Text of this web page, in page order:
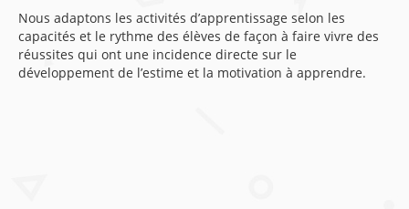
Nous adaptons les activités d’apprentissage selon les
capacités et le rythme des élèves de façon à faire vivre des
réussites qui ont une incidence directe sur le
développement de l’estime et la motivation à apprendre.